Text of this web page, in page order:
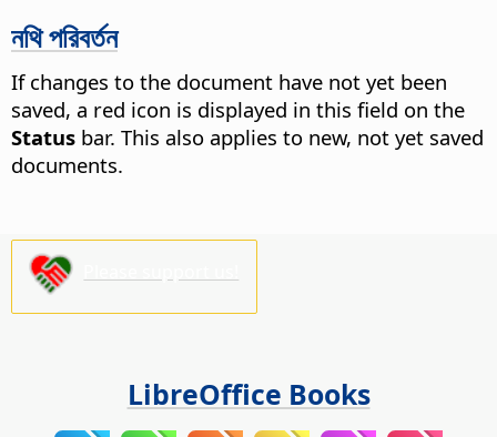
নথি পরিবর্তন
If changes to the document have not yet been
saved, a red icon is displayed in this field on the
Status bar. This also applies to new, not yet saved
documents.
LibreOffice Books